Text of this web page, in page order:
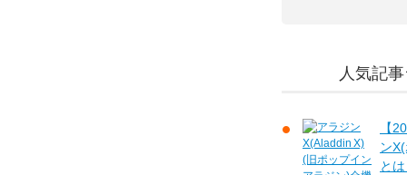
人気記
【
ン
と